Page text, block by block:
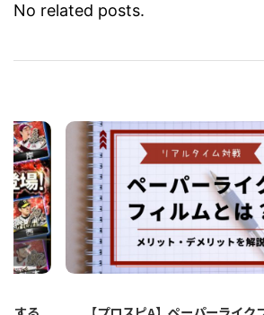
No related posts.